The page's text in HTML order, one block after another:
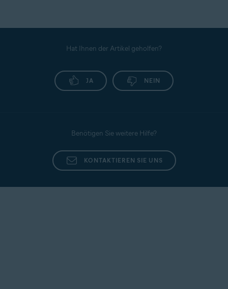
Hat Ihnen der Artikel geholfen?
JA NEIN
Benötigen Sie weitere Hilfe?
KONTAKTIEREN SIE UNS